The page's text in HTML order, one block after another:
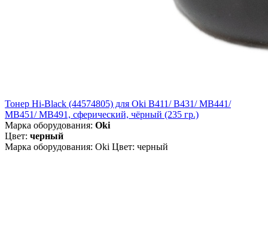
Тонер Hi-Black (44574805) для Oki B411/ B431/ MB441/
MB451/ MB491, сферический, чёрный (235 гр.)
Марка оборудования: Oki
Цвет: черный
Марка оборудования: Oki Цвет: черный